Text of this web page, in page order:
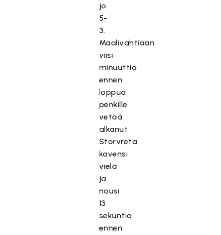
jo
5-
3.
Maalivahtiaan
viisi
minuuttia
ennen
loppua
penkille
vetää
alkanut
Storvreta
kavensi
vielä
ja
nousi
13
sekuntia
ennen